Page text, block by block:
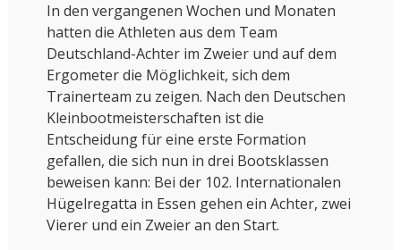
In den vergangenen Wochen und Monaten
hatten die Athleten aus dem Team
Deutschland-Achter im Zweier und auf dem
Ergometer die Möglichkeit, sich dem
Trainerteam zu zeigen. Nach den Deutschen
Kleinbootmeisterschaften ist die
Entscheidung für eine erste Formation
gefallen, die sich nun in drei Bootsklassen
beweisen kann: Bei der 102. Internationalen
Hügelregatta in Essen gehen ein Achter, zwei
Vierer und ein Zweier an den Start.